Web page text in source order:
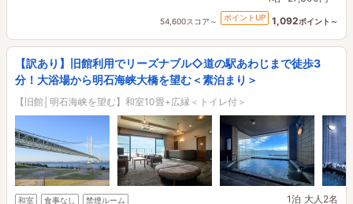
54,600スコア～ ポイントUP 1,092ポイント～
【訳あり】旧館利用でリーズナブル◇道の駅あわじまで徒歩3
分！大浴場から明石海峡大橋を望む＜素泊まり＞
【旧館│明石海峡を望む】和室10畳+広縁＜トイレ付＞
和室 食事なし 禁煙ルーム 1泊 大人2名